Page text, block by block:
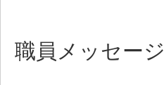
職員メッセージ